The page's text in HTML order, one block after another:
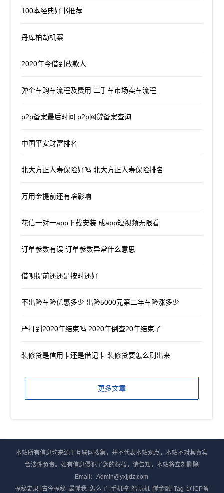
100本经典好书推荐
丹库柏劫机案
2020年今借到放款人
弹个车购车流程及费用 二手车市场卖车流程
p2p备案最后时间 p2p网贷备案查询
中国平安财富排名
北大方正人寿保险好吗 北大方正人寿保险排名
万用金提前还有啥影响
花信一对一app下载安装 成app短视频无限看
订单参数有误 订单参数异常什么意思
借呗提前还还是按时还好
不出险车险优惠多少 出险5000元第二年车险涨多少
严打到2020年结束吗 2020年倒查20年结束了
装修贷是信用卡还是借记卡 装修贷要怎么刷出来
更多文章
本站所有信息均来源于互联网搜集，并不代表本站观点，本站不对其真实
合法性负责。如有信息侵犯了您的权益，请告知，本站将立刻删除
Email：Admin@yxjjdz.com
探秘史录|古今探秘|最懂我|怎么了 |手机控|智玩机|懂金融 |Tag |辽ICP备